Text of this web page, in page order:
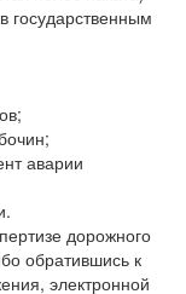
государственным
аварии
дорожного
обратившись к
электронной